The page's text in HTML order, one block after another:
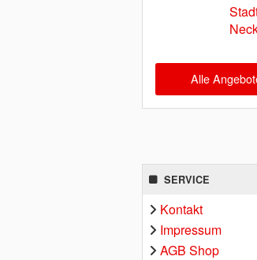
Alle
SERVICE
Kontakt
Impressum
AGB Shop